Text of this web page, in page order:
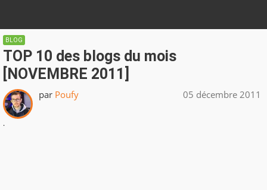
BLOG
TOP 10 des blogs du mois
[NOVEMBRE 2011]
par Poufy 05 décembre 2011
.